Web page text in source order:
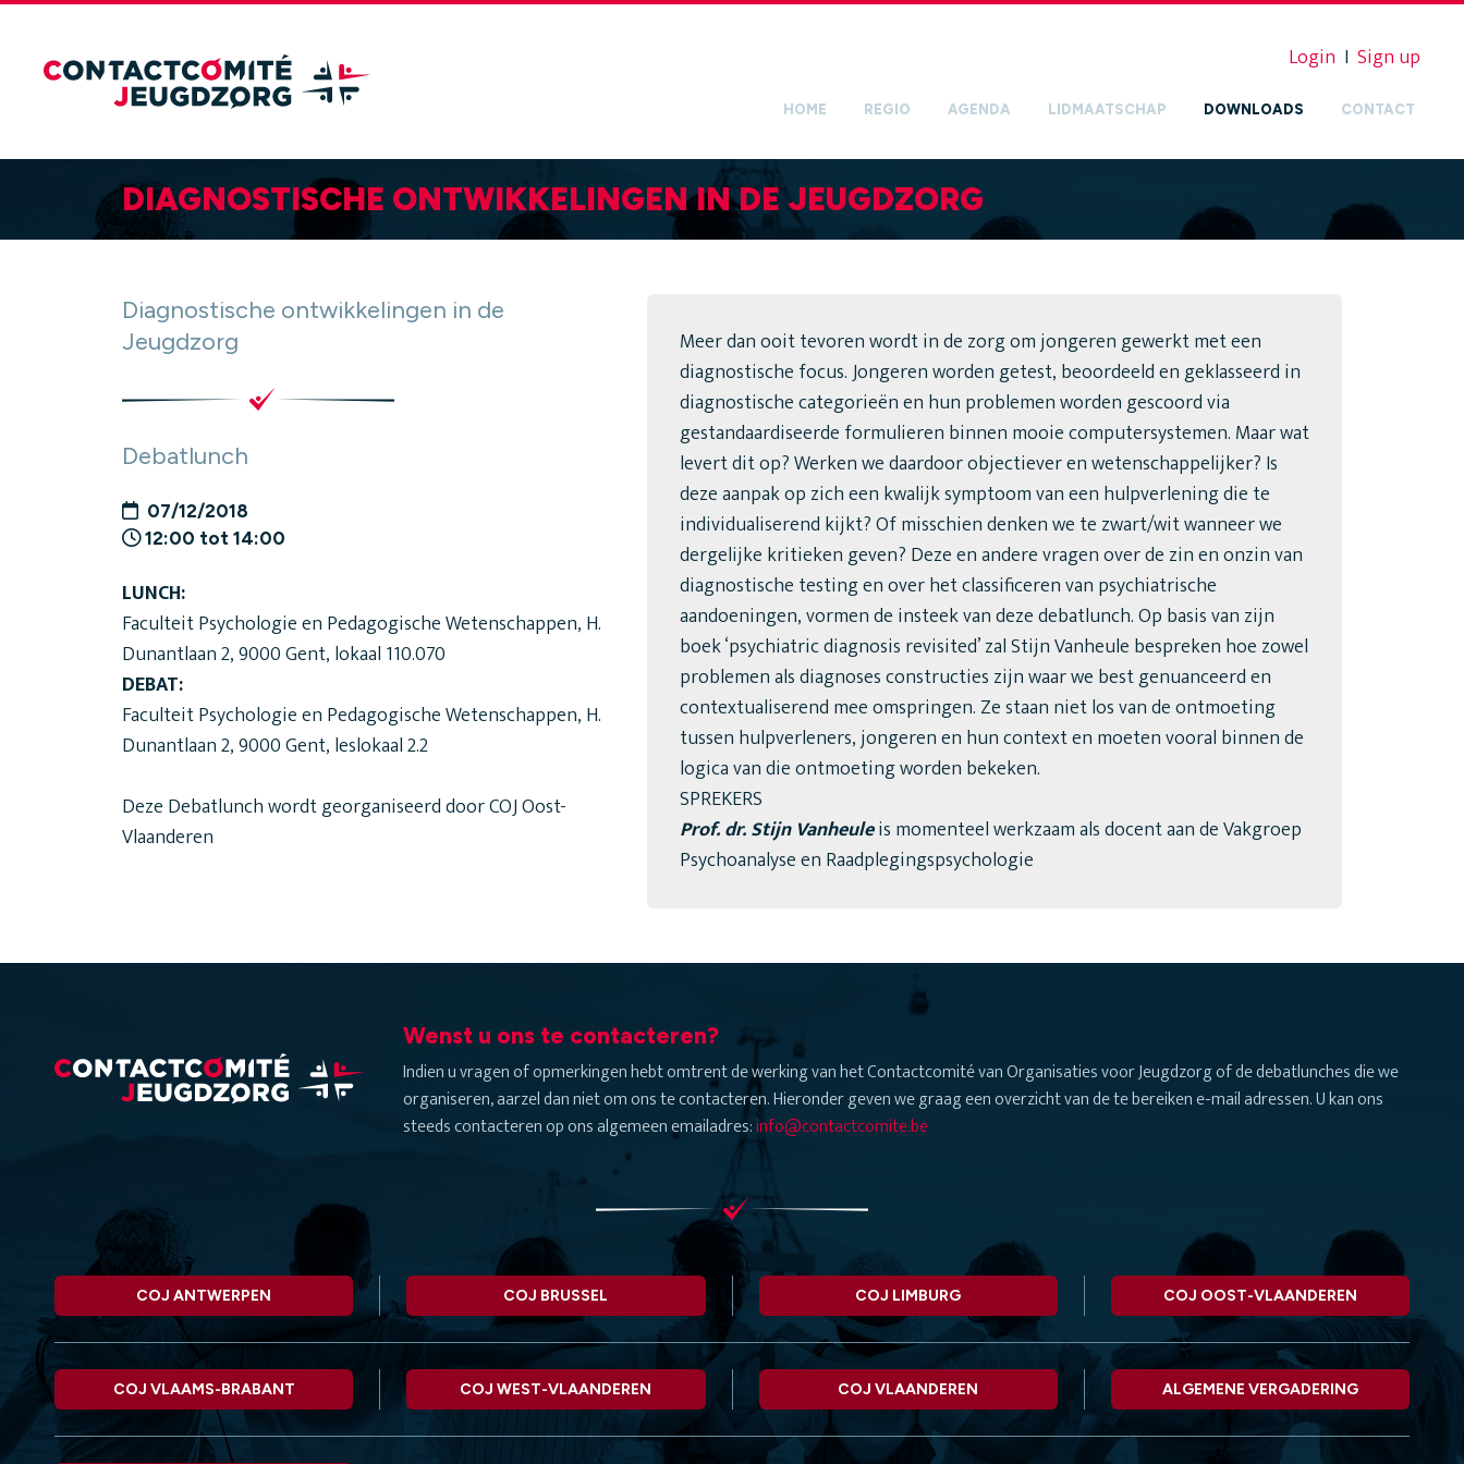
Login I Sign up
HOME REGIO AGENDA LIDMAATSCHAP DOWNLOADS CONTACT
DIAGNOSTISCHE ONTWIKKELINGEN IN DE JEUGDZORG
Diagnostische ontwikkelingen in de
Jeugdzorg
Debatlunch
07/12/2018
12:00 tot 14:00
LUNCH:
Faculteit Psychologie en Pedagogische Wetenschappen, H.
Dunantlaan 2, 9000 Gent, lokaal 110.070
DEBAT:
Faculteit Psychologie en Pedagogische Wetenschappen, H.
Dunantlaan 2, 9000 Gent, leslokaal 2.2
Deze Debatlunch wordt georganiseerd door COJ Oost-
Vlaanderen
Meer dan ooit tevoren wordt in de zorg om jongeren gewerkt met een
diagnostische focus. Jongeren worden getest, beoordeeld en geklasseerd in
diagnostische categorieën en hun problemen worden gescoord via
gestandaardiseerde formulieren binnen mooie computersystemen. Maar wat
levert dit op? Werken we daardoor objectiever en wetenschappelijker? Is
deze aanpak op zich een kwalijk symptoom van een hulpverlening die te
individualiserend kijkt? Of misschien denken we te zwart/wit wanneer we
dergelijke kritieken geven? Deze en andere vragen over de zin en onzin van
diagnostische testing en over het classificeren van psychiatrische
aandoeningen, vormen de insteek van deze debatlunch. Op basis van zijn
boek ‘psychiatric diagnosis revisited’ zal Stijn Vanheule bespreken hoe zowel
problemen als diagnoses constructies zijn waar we best genuanceerd en
contextualiserend mee omspringen. Ze staan niet los van de ontmoeting
tussen hulpverleners, jongeren en hun context en moeten vooral binnen de
logica van die ontmoeting worden bekeken.
SPREKERS
Prof. dr. Stijn Vanheuleis momenteel werkzaam als docent aan de Vakgroep
Psychoanalyse en Raadplegingspsychologie
Wenst u ons te contacteren?
Indien u vragen of opmerkingen hebt omtrent de werking van het Contactcomité van Organisaties voor Jeugdzorg of de debatlunches die we
organiseren, aarzel dan niet om ons te contacteren. Hieronder geven we graag een overzicht van de te bereiken e-mail adressen. U kan ons
steeds contacteren op ons algemeen emailadres:info@contactcomite.be
COJ ANTWERPEN COJ BRUSSEL COJ LIMBURG COJ OOST-VLAANDEREN
COJ VLAAMS-BRABANT COJ WEST-VLAANDEREN COJ VLAANDEREN ALGEMENE VERGADERING